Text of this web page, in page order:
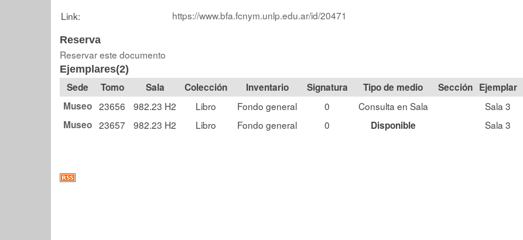
Link:
https://www.bfa.fcnym.unlp.edu.ar/id/20471
Reserva
Reservar este documento
Ejemplares(2)
Tomo Sala Colección Signatura Tipo de medio Sección
Museo 23656 982.23 H2 Libro Fondo general 0 Consulta en Sala
Sala 3
Museo 23657 982.23 H2 Libro Fondo general 0 Disponible Sala 3